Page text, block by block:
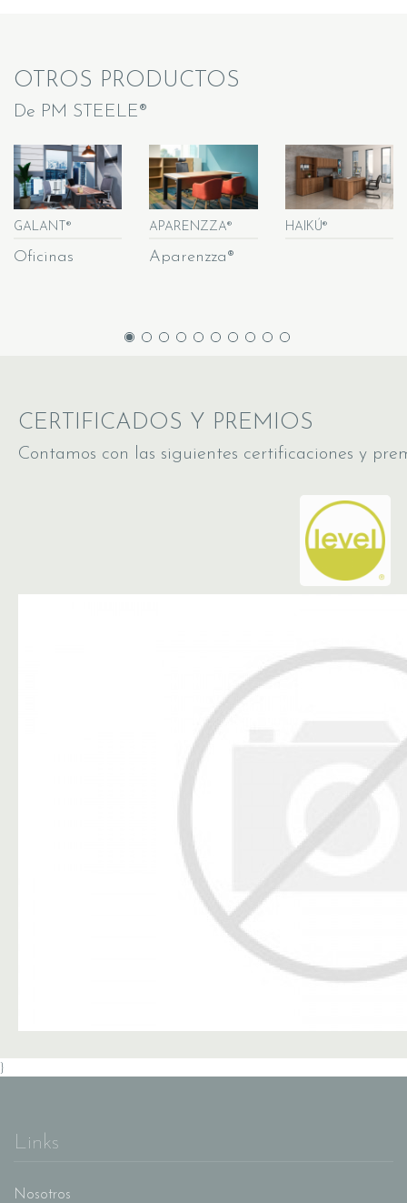
OTROS PRODUCTOS
De PM STEELE®
GALANT®
Oficinas
APARENZZA®
Aparenzza®
HAIKÚ®
CERTIFICADOS Y PREMIOS
Contamos con las siguientes certificaciones y
}
Links
Nosotros